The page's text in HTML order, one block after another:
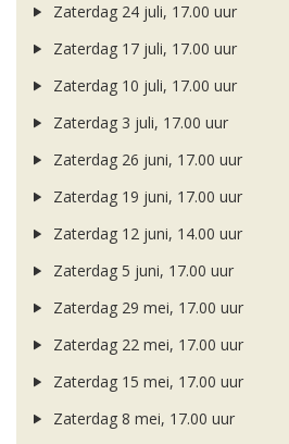
Zaterdag 24 juli, 17.00 uur
Zaterdag 17 juli, 17.00 uur
Zaterdag 10 juli, 17.00 uur
Zaterdag 3 juli, 17.00 uur
Zaterdag 26 juni, 17.00 uur
Zaterdag 19 juni, 17.00 uur
Zaterdag 12 juni, 14.00 uur
Zaterdag 5 juni, 17.00 uur
Zaterdag 29 mei, 17.00 uur
Zaterdag 22 mei, 17.00 uur
Zaterdag 15 mei, 17.00 uur
Zaterdag 8 mei, 17.00 uur